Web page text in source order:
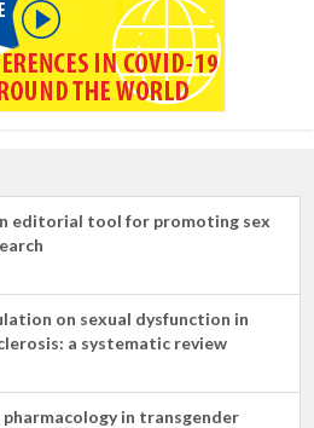
editorial tool for promoting sex
on sexual dysfunction in
a systematic review
in transgender